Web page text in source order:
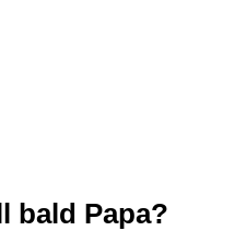
bald Papa?